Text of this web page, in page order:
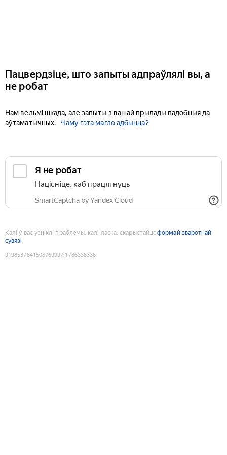
Пацвердзіце, што запыты адпраўлялі вы, а
не робат
Нам вельмі шкада, але запыты з вашай прылады падобныя да
аўтаматычных.
Чаму гэта магло адбыцца?
Я не робат
Націсніце, каб працягнуць
SmartCaptcha by Yandex Cloud
Калі ў вас узніклі праблемы, калі ласка, скарыстайцеформай зваротнай
сувязі
9198537841508769997:1786336336